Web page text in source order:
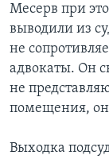
Языки
Месерв при
выводили из
не
адвокаты. Он
не
помещения, он
Выходка